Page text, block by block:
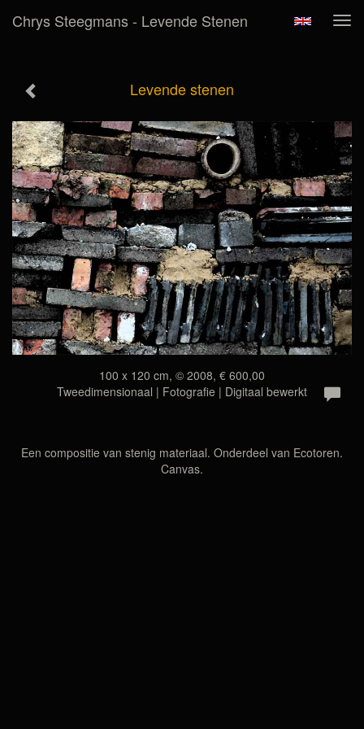
Chrys Steegmans - Levende Stenen
Levende stenen
100 x 120 cm, © 2008, € 600,00
Tweedimensionaal | Fotografie | Digitaal bewerkt
Een compositie van stenig materiaal. Onderdeel van Ecotoren.
Canvas.